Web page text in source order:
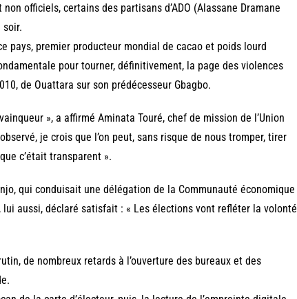
officiels, certains des partisans d’ADO (Alassane Dramane
pays, premier producteur mondial de cacao et poids lourd
pour tourner, définitivement, la page des violences
de Ouattara sur son prédécesseur Gbagbo.
», a affirmé Aminata Touré, chef de mission de l’Union
je crois que l’on peut, sans risque de nous tromper, tirer
c’était transparent ».
qui conduisait une délégation de la Communauté économique
lui aussi, déclaré satisfait : « Les élections vont refléter la volonté
de nombreux retards à l’ouverture des bureaux et des